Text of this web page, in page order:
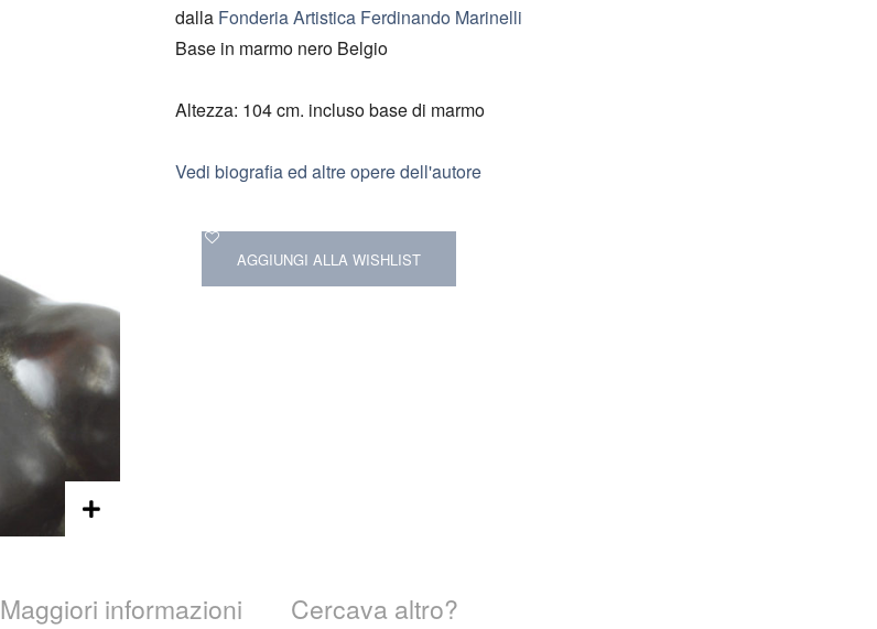
dalla Fonderia Artistica Ferdinando Marinelli
Base in marmo nero Belgio
Altezza: 104 cm. incluso base di marmo
Vedi biografia ed altre opere dell'autore
AGGIUNGI ALLA WISHLIST
Maggiori informazioni Cercava altro?